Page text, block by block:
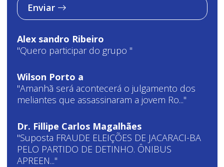
Enviar
Alex sandro Ribeiro
"Quero participar do grupo "
Wilson Porto a
"Amanhã será acontecerá o julgamento dos
meliantes que assassinaram a jovem Ro..."
Dr. Fillipe Carlos Magalhães
"Suposta FRAUDE ELEIÇÕES DE JACARACI-BA
PELO PARTIDO DE DETINHO. ÔNIBUS
APREEN..."